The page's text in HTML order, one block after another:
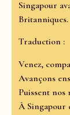
Singapour
Britanniques.
Traduction :
Venez,
Avançons
Puissent
À Singapour